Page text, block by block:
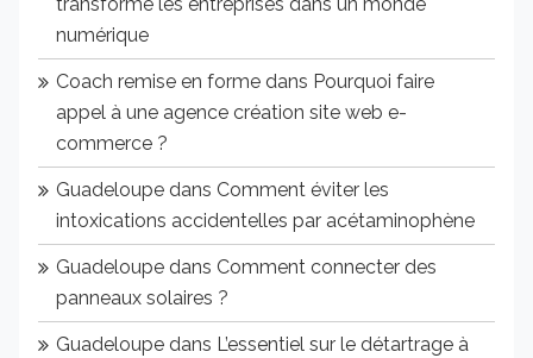
transforme les entreprises dans un monde
numérique
Coach remise en forme dans Pourquoi faire
appel à une agence création site web e-
commerce ?
Guadeloupe dans Comment éviter les
intoxications accidentelles par acétaminophène
Guadeloupe dans Comment connecter des
panneaux solaires ?
Guadeloupe dans L’essentiel sur le détartrage à